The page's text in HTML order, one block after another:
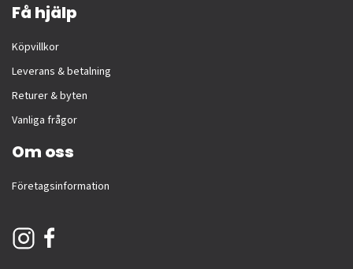
Få hjälp
Köpvillkor
Leverans & betalning
Returer & byten
Vanliga frågor
Om oss
Företagsinformation